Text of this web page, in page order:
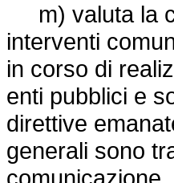
m) valuta la
interventi
in corso di
enti pubblici e
direttive
generali sono